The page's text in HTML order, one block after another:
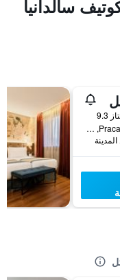
سالدانيا
9.3
Praca Luis De Camoes 2, لشبونة, محافظة لشبونة, البرتغال